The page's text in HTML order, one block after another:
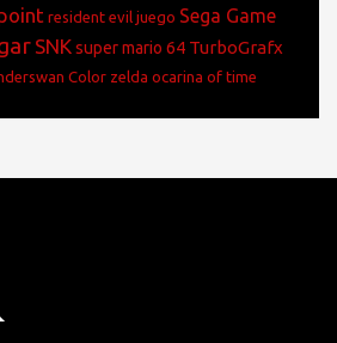
resident evil juego Sega Game
SNKsuper mario 64 TurboGrafx
Color zelda ocarina of time
Toggle Dropdown